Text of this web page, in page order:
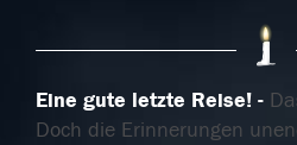
Eine gute letzte Reise!
Doch die Erinnerungen